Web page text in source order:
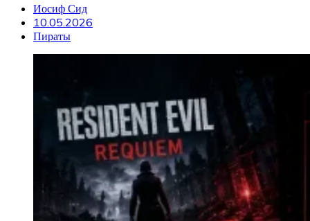
Иосиф Сид
10.05.2026
Пираты